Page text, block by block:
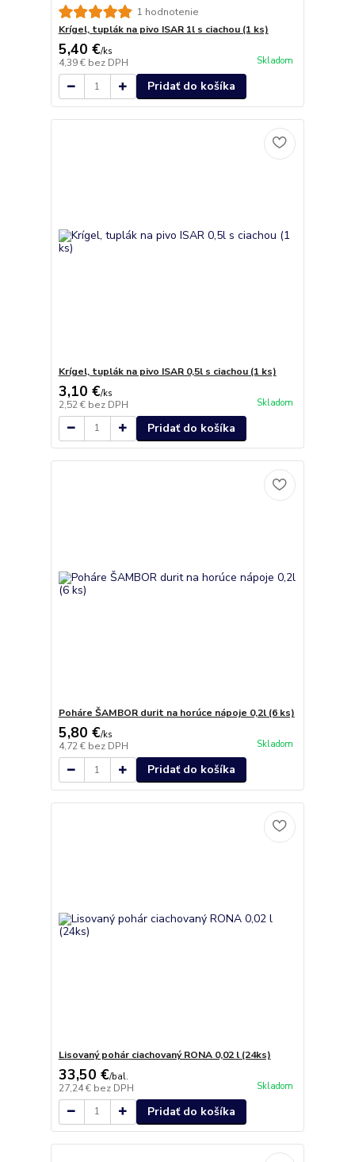
1 hodnotenie
Krígel, tuplák na pivo ISAR 1l s ciachou (1 ks)
5,40 €/ks
4,39 € bez DPH Skladom
Pridať do košíka
Krígel, tuplák na pivo ISAR 0,5l s ciachou (1 ks)
3,10 €/ks
2,52 € bez DPH Skladom
Pridať do košíka
Poháre ŠAMBOR durit na horúce nápoje 0,2l (6 ks)
5,80 €/ks
4,72 € bez DPH Skladom
Pridať do košíka
Lisovaný pohár ciachovaný RONA 0,02 l (24ks)
33,50 €/bal.
27,24 € bez DPH Skladom
Pridať do košíka